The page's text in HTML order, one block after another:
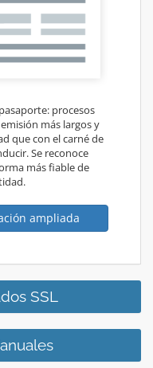
procesos
más largos y
que con el carné de
Se reconoce
más fiable de
ampliada
SSL